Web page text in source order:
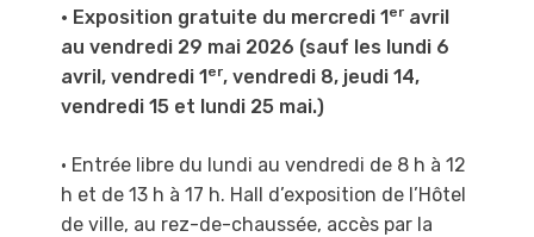
• Exposition gratuite du mercredi 1er avril
au vendredi 29 mai 2026 (sauf les lundi 6
avril, vendredi 1er, vendredi 8, jeudi 14,
vendredi 15 et lundi 25 mai.)
• Entrée libre du lundi au vendredi de 8 h à 12
h et de 13 h à 17 h. Hall d’exposition de l’Hôtel
de ville, au rez-de-chaussée, accès par la